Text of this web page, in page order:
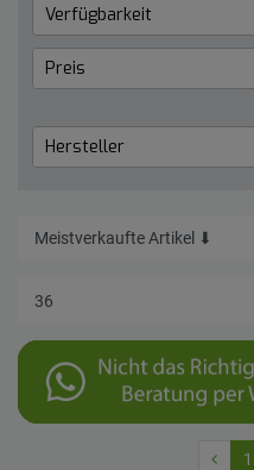
Verfügbarkeit
Lieferzeit 1 bis 3 Werktage
Lieferzeit: bis zu 10 Tage
Lieferzeit: bis zu 4-5 Wochen
Preis
Hersteller
1